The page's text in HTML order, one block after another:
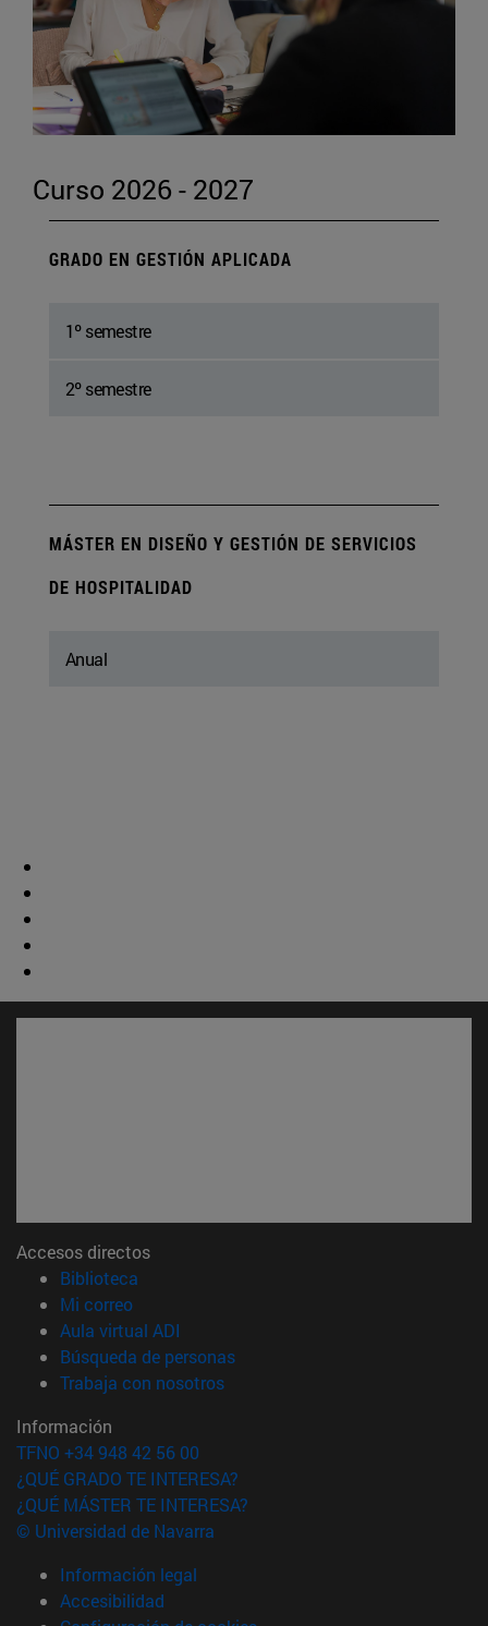
Curso 2026 - 2027
GRADO EN GESTIÓN APLICADA
1º semestre
2º semestre
MÁSTER EN DISEÑO Y GESTIÓN DE SERVICIOS
DE HOSPITALIDAD
Anual
Accesos directos
Biblioteca
Mi correo(abre en nueva ventana)
Aula virtual ADI
Búsqueda de personas(abre en nueva ventana)
Trabaja con nosotros(abre en nueva ventana)
Información
TFNO +34 948 42 56 00
¿QUÉ GRADO TE INTERESA?
¿QUÉ MÁSTER TE INTERESA?
© Universidad de Navarra
Información legal
Accesibilidad